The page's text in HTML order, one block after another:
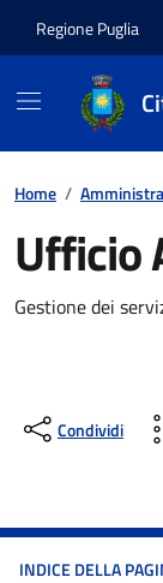
Regione Puglia
Home /
Ufficio
Gestione dei
Condividi
INDICE DELLA